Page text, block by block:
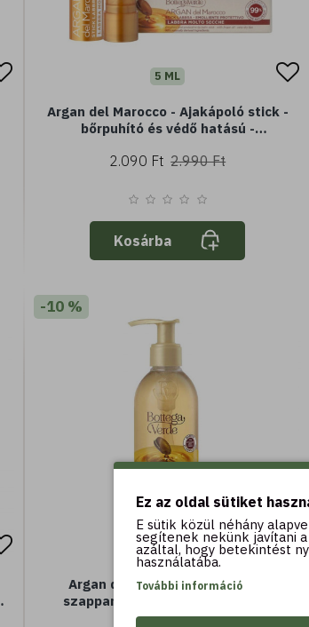
5 ML
Argan del Marocco - Ajakápoló stick -
bőrpuhító és védő hatású -
ajkak
2.090 Ft 2.990 Ft
Kosárba
-10 %
250 ML
Argan del Marocco - Folyékony
szappan - segít megelőzni a bőr
kirepedezését - Argánolajjal - Nagyon
Ez az oldal sütiket
E sütik közül néhány
segítenek nekünk javítani
azáltal, hogy betekintést
használatába.
További információ